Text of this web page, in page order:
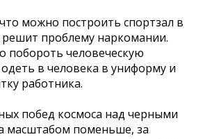
можно построить спортзал в
решит проблему наркомании.
побороть человеческую
в человека в униформу и
работника.
побед космоса над черными
масштабом поменьше, за